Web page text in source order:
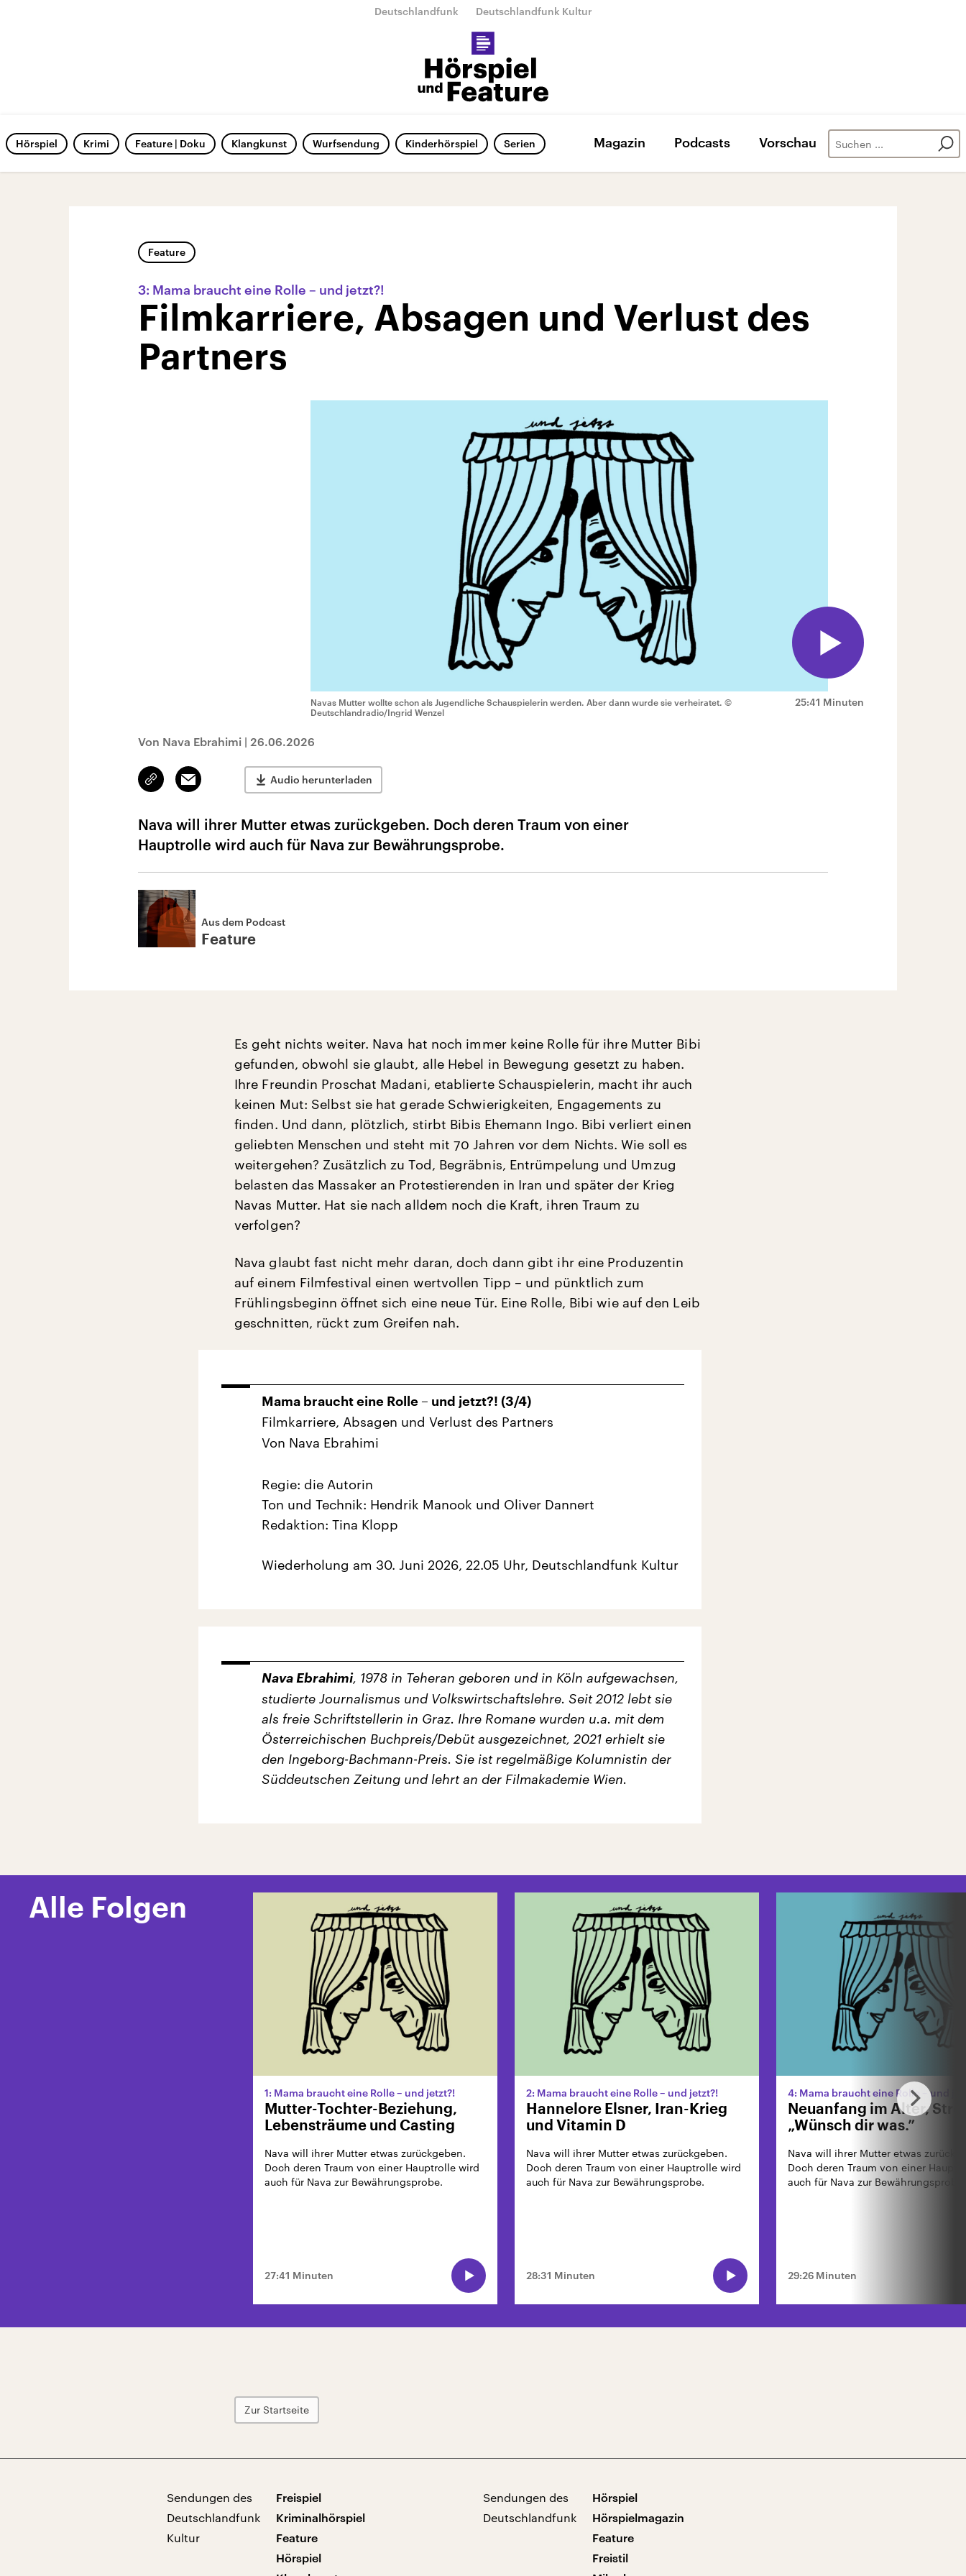
Deutschlandfunk Deutschlandfunk Kultur
Hörspiel Krimi Feature | Doku Klangkunst Wurfsendung Kinderhörspiel Serien Magazin Podcasts Vorschau
Feature
3: Mama braucht eine Rolle – und jetzt?!
Filmkarriere, Absagen und Verlust des
Partners
25:41 Minuten
Navas Mutter wollte schon als Jugendliche Schauspielerin werden. Aber dann wurde sie verheiratet. ©
Deutschlandradio/Ingrid Wenzel
Von Nava Ebrahimi | 26.06.2026
Link
kopieren/teilen
Email Audio herunterladen
Nava will ihrer Mutter etwas zurückgeben. Doch deren Traum von einer
Hauptrolle wird auch für Nava zur Bewährungsprobe.
Aus dem Podcast
Feature
Es geht nichts weiter. Nava hat noch immer keine Rolle für ihre Mutter Bibi
gefunden, obwohl sie glaubt, alle Hebel in Bewegung gesetzt zu haben.
Ihre Freundin Proschat Madani, etablierte Schauspielerin, macht ihr auch
keinen Mut: Selbst sie hat gerade Schwierigkeiten, Engagements zu
finden. Und dann, plötzlich, stirbt Bibis Ehemann Ingo. Bibi verliert einen
geliebten Menschen und steht mit 70 Jahren vor dem Nichts. Wie soll es
weitergehen? Zusätzlich zu Tod, Begräbnis, Entrümpelung und Umzug
belasten das Massaker an Protestierenden in Iran und später der Krieg
Navas Mutter. Hat sie nach alldem noch die Kraft, ihren Traum zu
verfolgen?
Nava glaubt fast nicht mehr daran, doch dann gibt ihr eine Produzentin
auf einem Filmfestival einen wertvollen Tipp – und pünktlich zum
Frühlingsbeginn öffnet sich eine neue Tür. Eine Rolle, Bibi wie auf den Leib
geschnitten, rückt zum Greifen nah.
Mama braucht eine Rolle – und jetzt?! (3/4)
Filmkarriere, Absagen und Verlust des Partners
Von Nava Ebrahimi
Regie: die Autorin
Ton und Technik: Hendrik Manook und Oliver Dannert
Redaktion: Tina Klopp
Wiederholung am 30. Juni 2026, 22.05 Uhr, Deutschlandfunk Kultur
Nava Ebrahimi, 1978 in Teheran geboren und in Köln aufgewachsen,
studierte Journalismus und Volkswirtschaftslehre. Seit 2012 lebt sie
als freie Schriftstellerin in Graz. Ihre Romane wurden u.a. mit dem
Österreichischen Buchpreis/Debüt ausgezeichnet, 2021 erhielt sie
den Ingeborg-Bachmann-Preis. Sie ist regelmäßige Kolumnistin der
Süddeutschen Zeitung und lehrt an der Filmakademie Wien.
Alle Folgen
1: Mama braucht eine Rolle – und jetzt?!
Mutter-Tochter-Beziehung,
Lebensträume und Casting
Nava will ihrer Mutter etwas zurückgeben.
Doch deren Traum von einer Hauptrolle wird
auch für Nava zur Bewährungsprobe.
27:41 Minuten
2: Mama braucht eine Rolle – und jetzt?!
Hannelore Elsner, Iran-Krieg
und Vitamin D
Nava will ihrer Mutter etwas zurückgeben.
Doch deren Traum von einer Hauptrolle wird
auch für Nava zur Bewährungsprobe.
28:31 Minuten
4: Mama braucht eine Rolle – und
Neuanfang im Alter,
„Wünsch dir was.”
Nava will ihrer Mutter etwas
Doch deren Traum von einer
auch für Nava zur Bewährungsprobe.
29:26 Minuten
Zur Startseite
Sendungen des
Deutschlandfunk
Kultur
Freispiel
Kriminalhörspiel
Feature
Hörspiel
Sendungen des
Deutschlandfunk
Hörspiel
Hörspielmagazin
Feature
Freistil